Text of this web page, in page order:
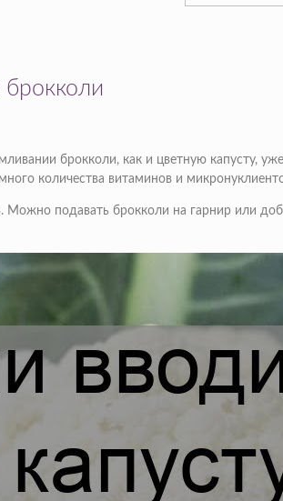
брокколи, как и цветную капусту,
количества витаминов и
подавать брокколи на гарнир или